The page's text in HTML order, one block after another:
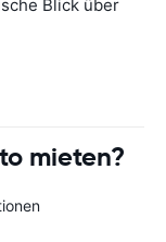
Blick über
mieten?